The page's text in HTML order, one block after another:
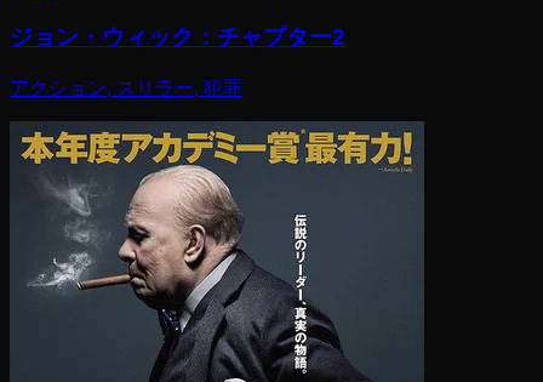
ジョン・ウィック：チャプター2
アクション, スリラー, 犯罪